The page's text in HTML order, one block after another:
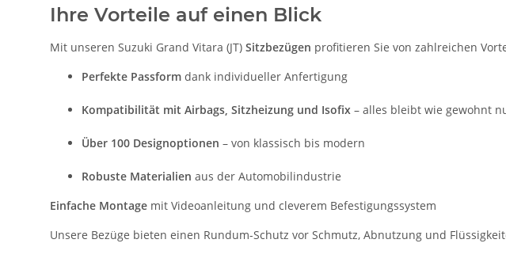
Ihre Vorteile auf einen Blick
Mit unseren Suzuki Grand Vitara (JT) Sitzbezügen profitieren Sie von zahlreichen
Perfekte Passform dank individueller Anfertigung
Kompatibilität mit Airbags, Sitzheizung und Isofix – alles bleibt wie gewohnt
Über 100 Designoptionen – von klassisch bis modern
Robuste Materialien aus der Automobilindustrie
Einfache Montage mit Videoanleitung und cleverem Befestigungssystem
Unsere Bezüge bieten einen Rundum-Schutz vor Schmutz, Abnutzung und